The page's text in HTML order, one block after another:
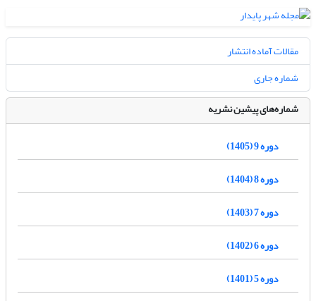
مقالات آماده انتشار
شماره جاری
شماره‌های پیشین نشریه
دوره 9 (1405)
دوره 8 (1404)
دوره 7 (1403)
دوره 6 (1402)
دوره 5 (1401)